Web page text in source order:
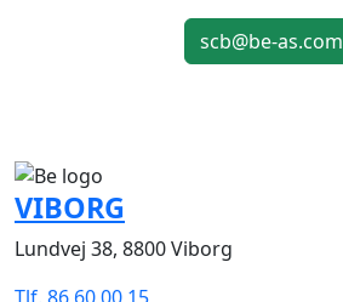
scb@be-as.com
VIBORG
Lundvej 38, 8800 Viborg